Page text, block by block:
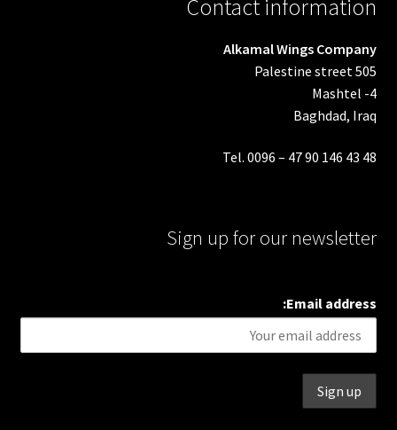
Contact information
Alkamal Wings Company
Palestine street 505
Mashtel -4
Baghdad, Iraq
Tel. 0096 – 47 90 146 43 48
Sign up for our newsletter
Email address: